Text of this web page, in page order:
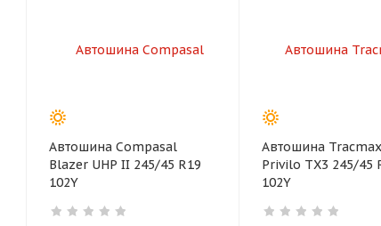
Автошина Compasal
Blazer UHP II 245/45 R19
102Y
Автошина
Privilo TX3 245/45
102Y